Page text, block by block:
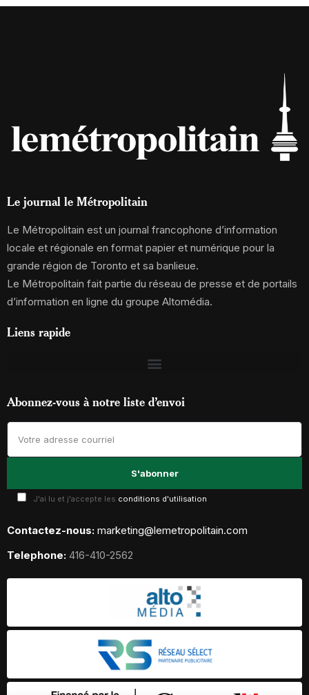
Le journal le Métropolitain
Le Métropolitain est un journal francophone d’information
locale et régionale en format papier et numérique pour la
grande région de Toronto et sa banlieue.
Le Métropolitain fait partie du réseau de presse et de portails
d’information en ligne du groupe Altomédia.
Liens rapide
Abonnez-vous à notre liste d’envoi
J'ai lu et j'accepte les conditions d'utilisation
Contactez-nous: marketing@lemetropolitain.com
Telephone: 416-410-2562